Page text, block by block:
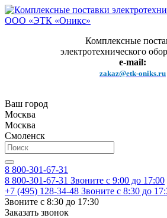
Комплексные
электротехнического
e-mail:
zakaz@etk-oniks.ru
Ваш город
Москва
Москва
Смоленск
8 800-301-67-31
8 800-301-67-31 Звоните с 9:00 до 17:00
+7 (495) 128-34-48 Звоните с 8:30 до
Звоните с 8:30 до 17:30
Заказать звонок